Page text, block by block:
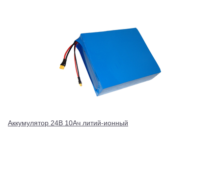
Аккумулятор 24В 10Ач литий-ионный